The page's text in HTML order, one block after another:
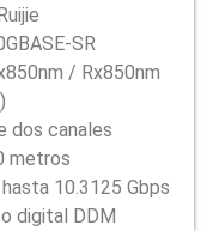
SR
/ Rx850nm
dos canales
metros
10.3125 Gbps
digital DDM